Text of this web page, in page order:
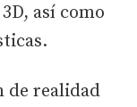
así como
de realidad